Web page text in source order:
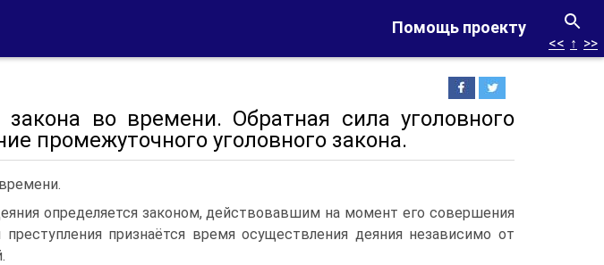
Помощь проекту
<< ↑ >>
закона во времени. Обратная сила уголовного
промежуточного уголовного закона.
определяется законом, действовавшим на момент его совершения
признаётся время осуществления деяния независимо от